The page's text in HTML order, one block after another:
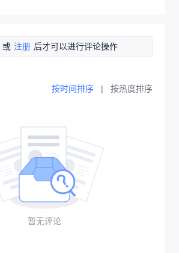
或 注册 后才可以进行评论操作
按时间排序 | 按热度排序
暂无评论